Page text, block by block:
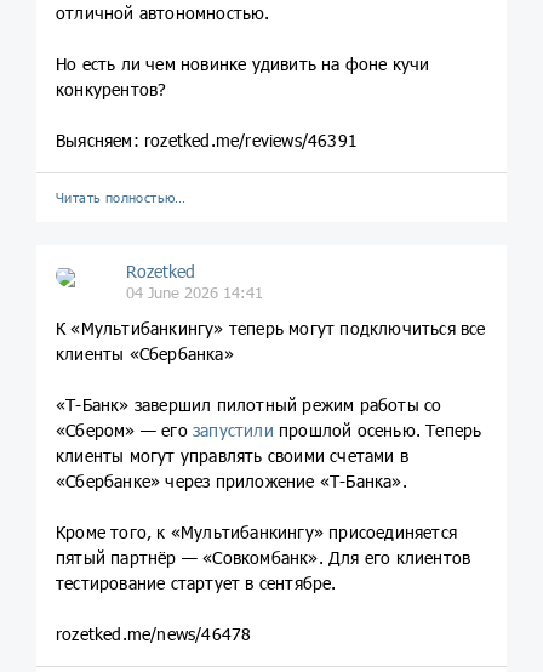
отличной автономностью.
Но есть ли чем новинке удивить на фоне кучи
конкурентов?
Выясняем: rozetked.me/reviews/46391
Читать полностью…
Rozetked
04 June 2026 14:41
К «Мультибанкингу» теперь могут подключиться все
клиенты «Сбербанка»
«Т-Банк» завершил пилотный режим работы со
«Сбером» — его запустили прошлой осенью. Теперь
клиенты могут управлять своими счетами в
«Сбербанке» через приложение «Т-Банка».
Кроме того, к «Мультибанкингу» присоединяется
пятый партнёр — «Совкомбанк». Для его клиентов
тестирование стартует в сентябре.
rozetked.me/news/46478